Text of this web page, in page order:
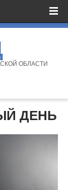
ОБЛАСТИ
ДЕНЬ